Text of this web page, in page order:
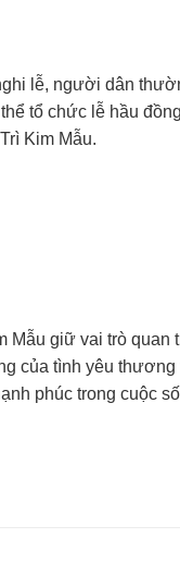
lễ, người dân
tổ chức lễ hầu
Kim Mẫu.
Mẫu giữ vai trò
của tình yêu
phúc trong cuộc